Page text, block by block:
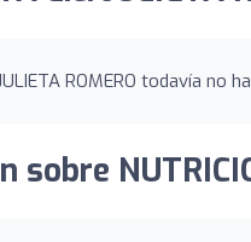
ROMERO todavía no
sobre